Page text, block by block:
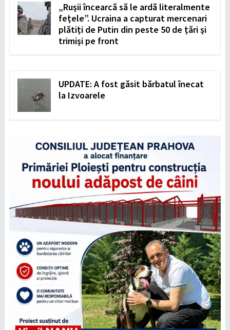
„Rușii încearcă să le ardă literalmente
fețele”. Ucraina a capturat mercenari
plătiți de Putin din peste 50 de țări și
trimiși pe front
UPDATE: A fost găsit bărbatul înecat
la Izvoarele